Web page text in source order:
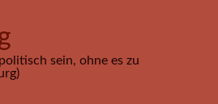
sein, ohne es zu